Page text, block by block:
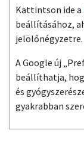
Kattintson ide a
beállításához,
jelölőnégyzetre.
A Google új
beállíthatja,
és
gyakrabban